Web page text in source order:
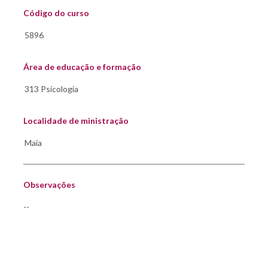
Código do curso
Área de educação e formação
Localidade de ministração
Observações
--